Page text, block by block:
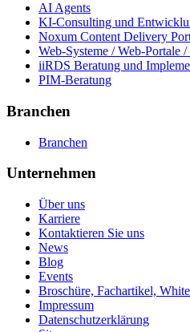
AI Agents
KI-Consulting und
Noxum Content Delivery
Web-Systeme / Web-Portale
iiRDS Beratung und
PIM-Beratung
Branchen
Branchen
Unternehmen
Über uns
Karriere
Kontaktieren Sie uns
News
Blog
Events
Broschüre, Fachartikel,
Impressum
Datenschutzerklärung